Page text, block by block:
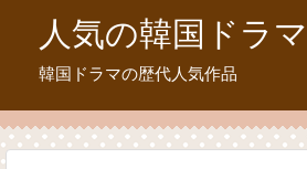
人気の韓国ドラ
韓国ドラマの歴代人気作品